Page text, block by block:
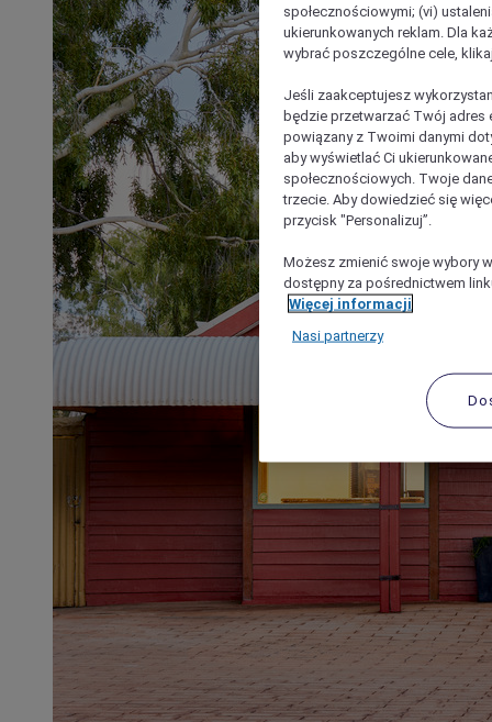
społecznościowymi; (vi)
ukierunkowanych reklam. Dla
wybrać poszczególne cele,
Jeśli zaakceptujesz
będzie przetwarzać Twój adres
powiązany z Twoimi danymi
aby wyświetlać Ci
społecznościowych. Twoje
trzecie. Aby dowiedzieć się
przycisk "Personalizuj”.
Możesz zmienić swoje wybory
dostępny za pośrednictwem
Więcej informacji
Nasi partnerzy